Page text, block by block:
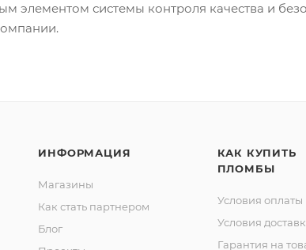
системы контроля качества и
ИНФОРМАЦИЯ
Магазины
Как стать партнером
Блог
КАК КУПИТЬ
ПЛОМБЫ
Условия оплаты
Условия
Гарантия на